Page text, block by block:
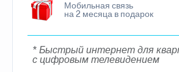
Мобильная связь
на 2 месяца в подарок
* Быстрый интернет для
с цифровым телевидением